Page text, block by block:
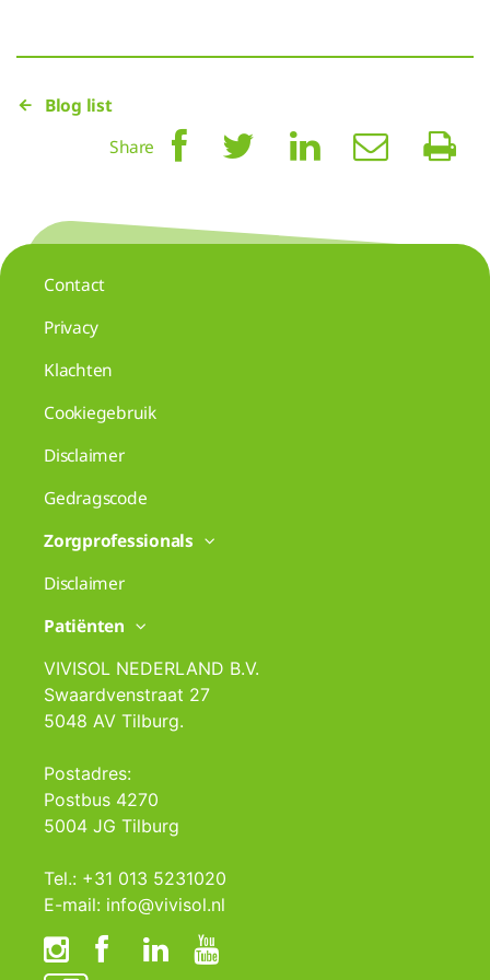
Blog list
Share
Contact
Privacy
Klachten
Cookiegebruik
Disclaimer
Gedragscode
Zorgprofessionals
Disclaimer
Patiënten
VIVISOL NEDERLAND B.V.
Swaardvenstraat 27
5048 AV Tilburg.
Postadres:
Postbus 4270
5004 JG Tilburg
Tel.: +31 013 5231020
E-mail: info@vivisol.nl